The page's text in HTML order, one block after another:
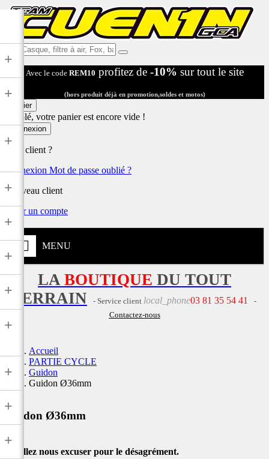
Ex:
Casque,
filtre
air,
Fox,
...
Avec le code REM10 profitez de -10% sur tout le site
(hors produit déjà en promotion,soldes et motos)
Panier
Désolé, votre panier est encore vide !
Connexion
Déjà client ?
Connexion Mot de passe oublié ?
Nouveau client
Créer un compte
MENU
+
+
+
+
+
+
+
+
+
+
+
LA BOUTIQUE DU TOUT
TERRAIN
- Service client local_phone03 81 35 54 41
-
Contactez-nous
Accueil
PARTIE CYCLE
Guidon
Guidon Ø36mm
Guidon Ø36mm
Veuillez nous excuser pour le désagrément.